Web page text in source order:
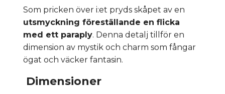
Som pricken över i:et pryds skåpet av en
utsmyckning föreställande en flicka
med ett paraply. Denna detalj tillför en
dimension av mystik och charm som fångar
ögat och väcker fantasin.
Dimensioner